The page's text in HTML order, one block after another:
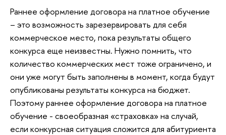
Раннее оформление договора на платное обучение
– это возможность зарезервировать для себя
коммерческое место, пока результаты общего
конкурса еще неизвестны. Нужно помнить, что
количество коммерческих мест тоже ограничено, и
они уже могут быть заполнены в момент, когда будут
опубликованы результаты конкурса на бюджет.
Поэтому раннее оформление договора на платное
обучение - своеобразная «страховка» на случай,
если конкурсная ситуация сложится для абитуриента